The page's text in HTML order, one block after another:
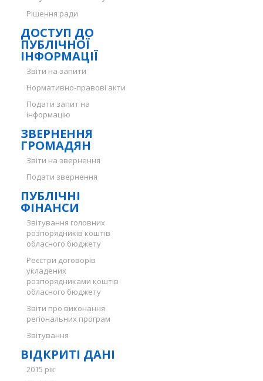
Рішення ради
ДОСТУП ДО
ПУБЛІЧНОЇ
ІНФОРМАЦІЇ
Звіти на запити
Нормативно-правові акти
Подати запит на
інформацію
ЗВЕРНЕННЯ
ГРОМАДЯН
Звіти на звернення
Подати звернення
ПУБЛІЧНІ
ФІНАНСИ
Звітування головних
розпорядників коштів
обласного бюджету
Реєстри договорів
укладених
розпорядниками коштів
обласного бюджету
Звіти про виконання
регіональних програм
Звітування
ВІДКРИТІ ДАНІ
2015 рік